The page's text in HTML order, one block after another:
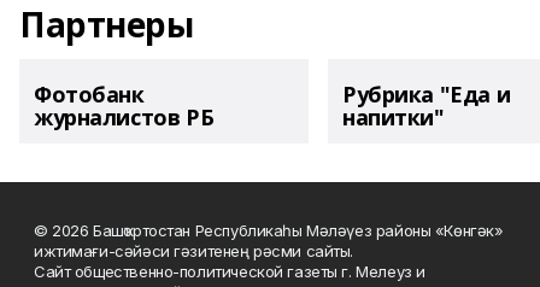
Партнеры
Фотобанк
журналистов РБ
Рубрика "Еда и
напитки"
© 2026 Башҡортостан Республикаһы Мәләүез районы «Көнгәк»
ижтимағи-сәйәси гәзитенең рәсми сайты.
Сайт общественно-политической газеты г. Мелеуз и